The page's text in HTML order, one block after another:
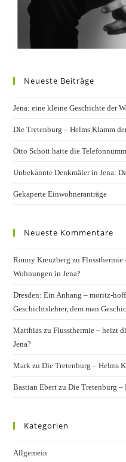
Neueste Beiträge
Jena: eine kleine Geschichte der
Die Tretenburg – Helms Klamm
Otto Schott hatte die
Unbekannte Denkmäler in Jena:
Gekaperte Einwohneranträge
Neueste Kommentare
Ronny Kreuzberg zu
Wohnungen in Jena?
Dresden: Ein Anhang – moritz-
Geschichtslehrer, dem man
Matthias zuFlussthermie – heizt
Jena?
Mark zuDie Tretenburg – Helms
Bastian Ebert zuDie Tretenburg –
Kategorien
Allgemein